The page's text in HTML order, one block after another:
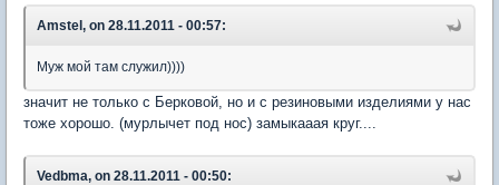
Amstel, on 28.11.2011 - 00:57:
Муж мой там служил))))
значит не только с Берковой, но и с резиновыми изделиями у нас
тоже хорошо. (мурлычет под нос) замыкааая круг....
Vedbma, on 28.11.2011 - 00:50: